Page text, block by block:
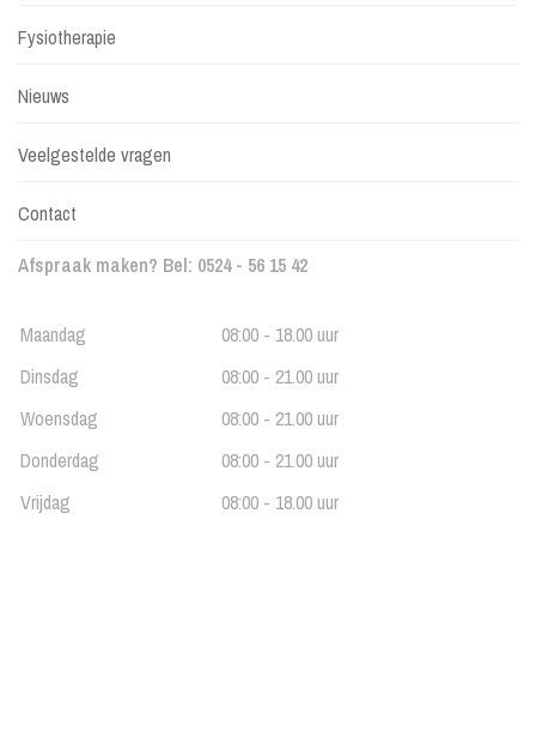
Fysiotherapie
Nieuws
Veelgestelde vragen
Contact
Afspraak maken? Bel: 0524 - 56 15 42
Maandag
08:00 - 18.00 uur
Dinsdag
08:00 - 21.00 uur
Woensdag
08:00 - 21.00 uur
Donderdag
08:00 - 21.00 uur
Vrijdag
08:00 - 18.00 uur